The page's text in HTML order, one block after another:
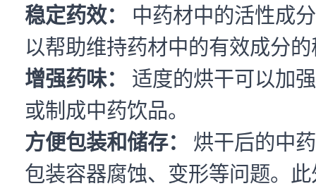
稳定药效：
中药材中的活性成
以帮助维持药材中的有效成分
增强药味：
适度的烘干可以加
或制成中药饮品。
方便包装和储存：
烘干后的中
包装容器腐蚀、变形等问题。